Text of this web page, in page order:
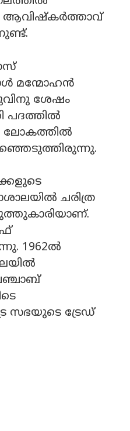
ആവിഷ്‌കര്‍ത്താവ്
മന്മോഹന്‍
ശേഷം
പദത്തില്‍
ലോകത്തില്‍
ചരിത്ര
1962ല്‍
സഭയുടെ ട്രേഡ്